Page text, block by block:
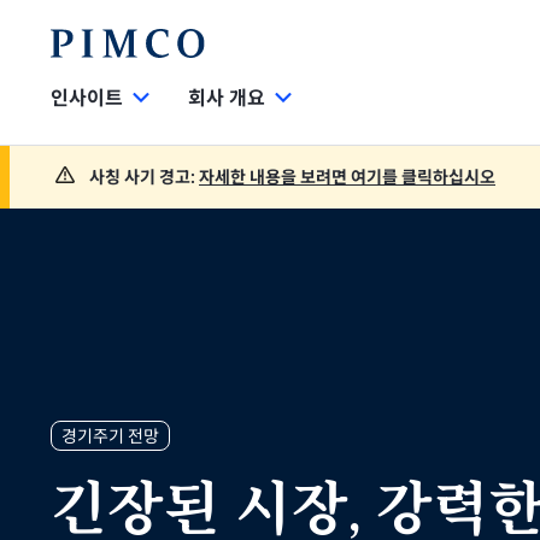
인사이트 회사 개요
사칭 사기 경고: 자세한 내용을 보려면 여기를 클릭하십시오
경기주기 전망
긴장된 시장, 강력